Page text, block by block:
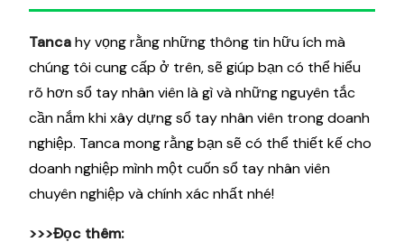
Tancahy vọng rằng những thông tin hữu ích mà
chúng tôi cung cấp ở trên, sẽ giúp bạn có thể hiểu
rõ hơn sổ tay nhân viên là gì và những nguyên tắc
cần nắm khi xây dựng sổ tay nhân viên trong doanh
nghiệp. Tanca mong rằng bạn sẽ có thể thiết kế cho
doanh nghiệp mình một cuốn sổ tay nhân viên
chuyên nghiệp và chính xác nhất nhé!
>>>Đọc thêm: